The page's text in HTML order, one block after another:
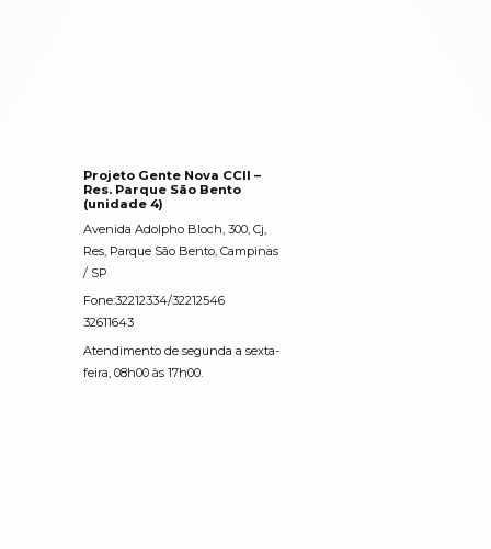
Projeto Gente Nova CCII –
Res. Parque São Bento
(unidade 4)
Avenida Adolpho Bloch, 300, Cj,
Res, Parque São Bento, Campinas
/ SP
Fone:32212334/32212546
32611643
Atendimento de segunda a sexta-
feira, 08h00 às 17h00.